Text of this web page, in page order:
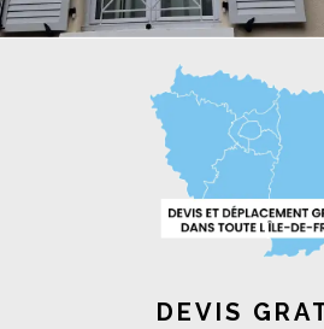
DEVIS